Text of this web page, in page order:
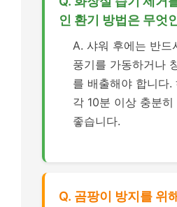
인 환기 방법은 무엇
A. 샤워 후에는 반
풍기를 가동하거나
를 배출해야 합니다
각 10분 이상 충분
좋습니다.
Q. 곰팡이 방지를 위